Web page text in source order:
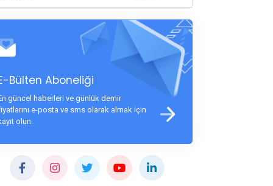
Bülten Aboneliği
güncel haberleri ve günlük demir
e-posta ve sms olarak almak için
olun.